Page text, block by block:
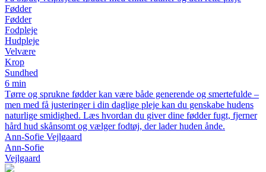
Fødder
Fødder
Fodpleje
Hudpleje
Velvære
Krop
Sundhed
6 min
Tørre og sprukne fødder kan være både generende og smertefulde –
men med få justeringer i din daglige pleje kan du genskabe hudens
naturlige smidighed. Læs hvordan du giver dine fødder fugt, fjerner
hård hud skånsomt og vælger fodtøj, der lader huden ånde.
Ann-Sofie Vejlgaard
Ann-Sofie
Vejlgaard